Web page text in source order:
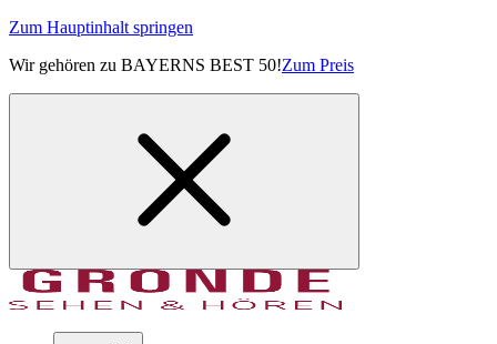
Zum Hauptinhalt springen
Wir gehören zu BAYERNS BEST 50!Zum Preis